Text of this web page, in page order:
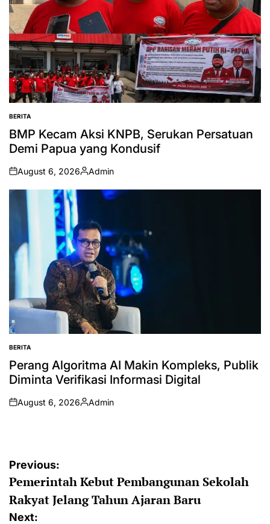
POSTED
IN
BERITA
BMP Kecam Aksi KNPB, Serukan Persatuan
Demi Papua yang Kondusif
on
August 6, 2026
Posted
by
Admin
POSTED
IN
BERITA
Perang Algoritma AI Makin Kompleks, Publik
Diminta Verifikasi Informasi Digital
on
August 6, 2026
Posted
Admin
Post
navigation
Previous:
Pemerintah Kebut Pembangunan Sekolah
Rakyat Jelang Tahun Ajaran Baru
Next: